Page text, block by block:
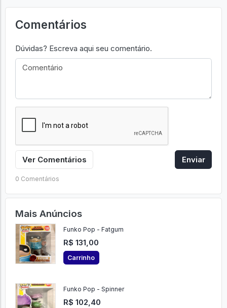
Comentários
Dúvidas? Escreva aqui seu comentário.
Ver Comentários Enviar
0 Comentários
Mais Anúncios
Funko Pop - Fatgum
R$ 131,00
Carrinho
Funko Pop - Spinner
R$ 102,40